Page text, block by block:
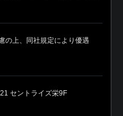
の上、同社規定により優遇
セントライズ栄9F